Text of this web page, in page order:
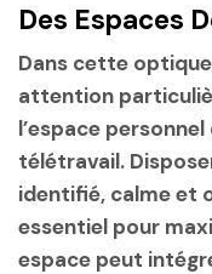
Des Espaces
Dans cette
attention
l’espace
télétravail.
identifié, calme et
essentiel pour
espace peut